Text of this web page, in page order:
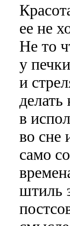
ее не
Не то
у
и
в
во сне
само
штиль